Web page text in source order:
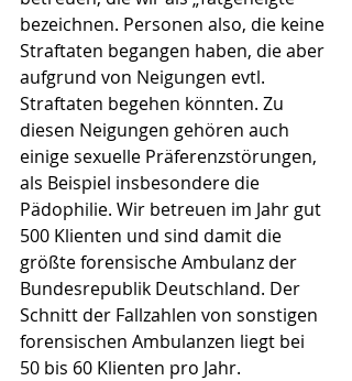
bezeichnen. Personen also, die keine
Straftaten begangen haben, die aber
aufgrund von Neigungen evtl.
Straftaten begehen könnten. Zu
diesen Neigungen gehören auch
einige sexuelle Präferenzstörungen,
als Beispiel insbesondere die
Pädophilie. Wir betreuen im Jahr gut
500 Klienten und sind damit die
größte forensische Ambulanz der
Bundesrepublik Deutschland. Der
Schnitt der Fallzahlen von sonstigen
forensischen Ambulanzen liegt bei
50 bis 60 Klienten pro Jahr.